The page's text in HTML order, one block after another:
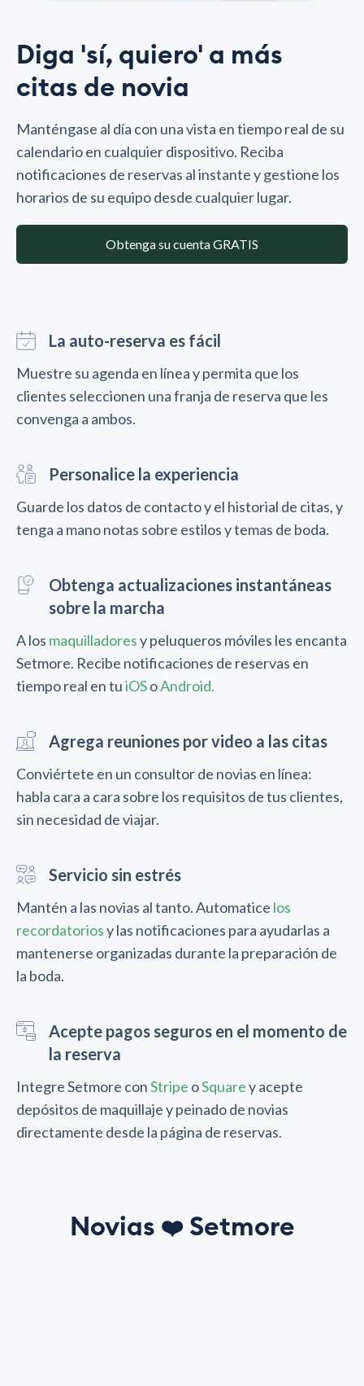
Diga 'sí, quiero' a más
citas de novia
Manténgase al día con una vista en tiempo real de su
calendario en cualquier dispositivo. Reciba
notificaciones de reservas al instante y gestione los
horarios de su equipo desde cualquier lugar.
Obtenga su cuenta GRATIS
La auto-reserva es fácil
Muestre su agenda en línea y permita que los
clientes seleccionen una franja de reserva que les
convenga a ambos.
Personalice la experiencia
Guarde los datos de contacto y el historial de citas, y
tenga a mano notas sobre estilos y temas de boda.
Obtenga actualizaciones instantáneas
sobre la marcha
A los maquilladoresy peluqueros móviles les encanta
Setmore. Recibe notificaciones de reservas en
tiempo real en tuiOSoAndroid.
Agrega reuniones por video a las citas
Conviértete en un consultor de novias en línea:
habla cara a cara sobre los requisitos de tus clientes,
sin necesidad de viajar.
Servicio sin estrés
Mantén a las novias al tanto. Automatice los
recordatoriosy las notificaciones para ayudarlas a
mantenerse organizadas durante la preparación de
la boda.
Acepte pagos seguros en el momento de
la reserva
Integre Setmore conStripe oSquarey acepte
depósitos de maquillaje y peinado de novias
directamente desde la página de reservas.
Novias ❤️ Setmore